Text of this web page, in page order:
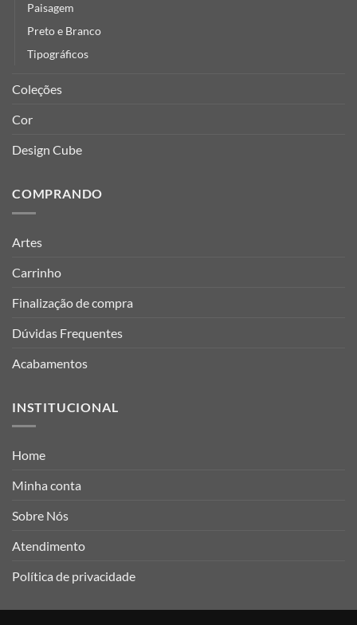
Paisagem
Preto e Branco
Tipográficos
Coleções
Cor
Design Cube
COMPRANDO
Artes
Carrinho
Finalização de compra
Dúvidas Frequentes
Acabamentos
INSTITUCIONAL
Home
Minha conta
Sobre Nós
Atendimento
Política de privacidade